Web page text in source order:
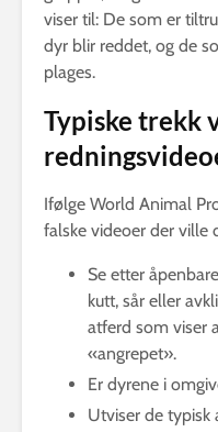
viser til: De som er
dyr blir reddet, og de
plages.
Typiske trekk
Ifølge World Animal
falske videoer der ville
Se etter
kutt, sår eller
atferd som viser
«angrepet».
Er dyrene i
Utviser de typisk